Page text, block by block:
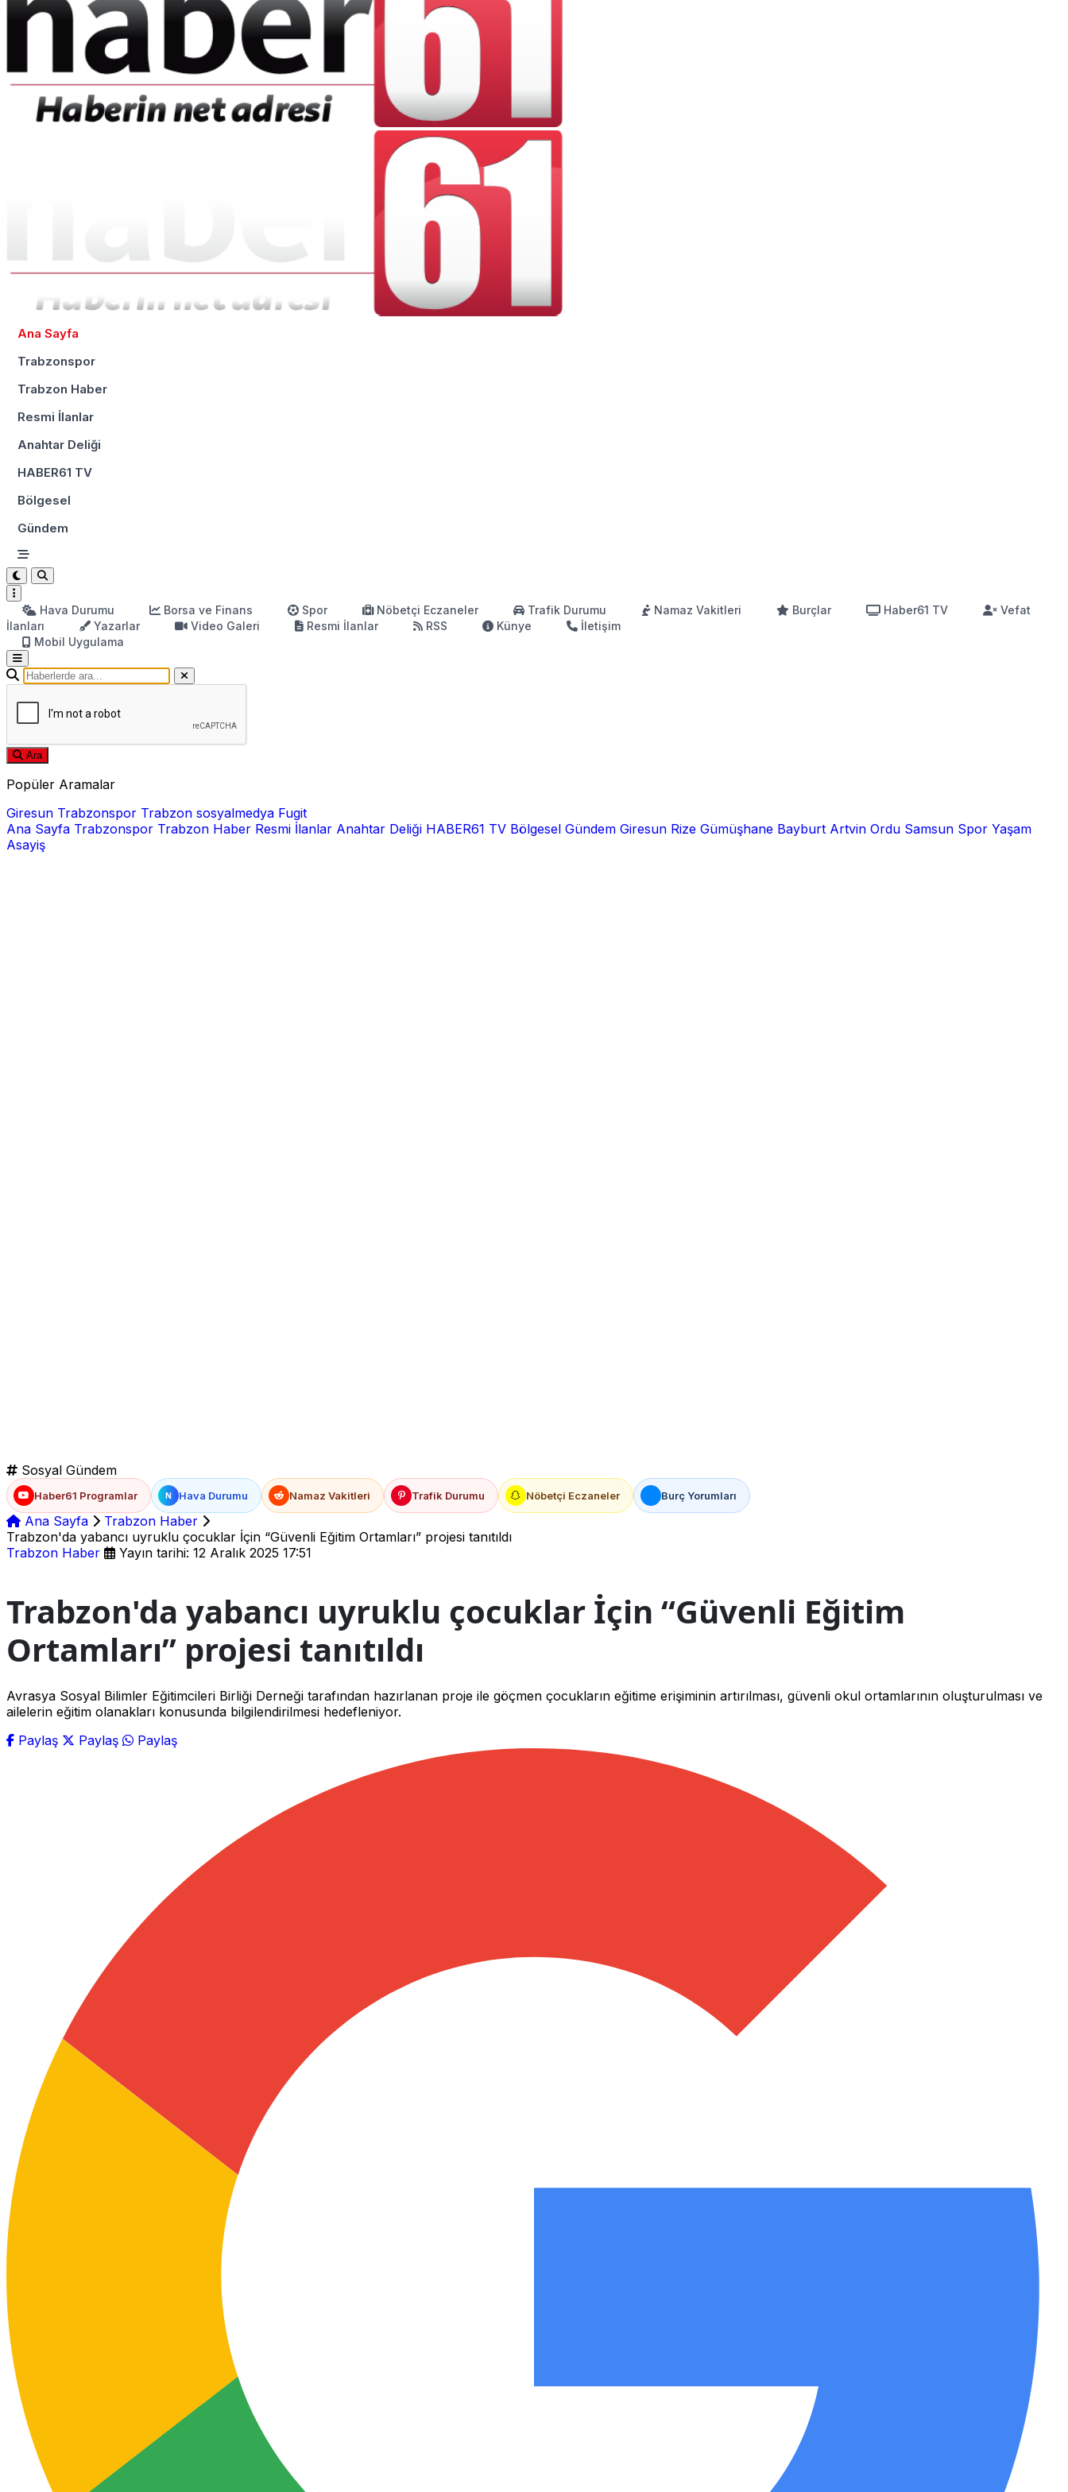
Ana Sayfa
Trabzonspor
Trabzon Haber
Resmi İlanlar
Anahtar Deliği
HABER61 TV
Bölgesel
Gündem
Hava Durumu Borsa ve Finans Spor Nöbetçi Eczaneler Trafik Durumu Namaz Vakitleri Burçlar Haber61 TV
Vefat
İlanları
Yazarlar Video Galeri Resmi İlanlar RSS Künye
İletişim
Mobil Uygulama
Ara
Popüler Aramalar
Giresun Trabzonspor Trabzon sosyalmedya Fugit
Ana Sayfa Trabzonspor Trabzon Haber Resmi İlanlar Anahtar Deliği HABER61 TV Bölgesel Gündem Giresun Rize Gümüşhane Bayburt Artvin Ordu Samsun Spor Yaşam
Asayiş
Sosyal Gündem
Haber61 Programlar N Hava Durumu Namaz Vakitleri Trafik Durumu Nöbetçi Eczaneler Burç Yorumları
Ana Sayfa
Trabzon Haber
Trabzon'da yabancı uyruklu çocuklar İçin “Güvenli Eğitim Ortamları” projesi tanıtıldı
Trabzon Haber
Yayın tarihi: 12 Aralık 2025 17:51
Trabzon'da yabancı uyruklu çocuklar İçin “Güvenli Eğitim
Ortamları” projesi tanıtıldı
Avrasya Sosyal Bilimler Eğitimcileri Birliği Derneği tarafından hazırlanan proje ile göçmen çocukların eğitime erişiminin artırılması, güvenli okul ortamlarının oluşturulması ve
ailelerin eğitim olanakları konusunda bilgilendirilmesi hedefleniyor.
Paylaş
Paylaş Paylaş